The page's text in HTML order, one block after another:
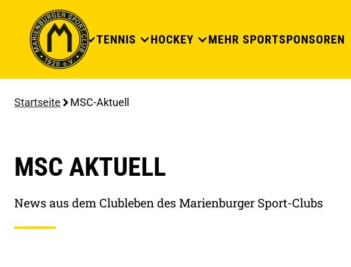
DER CLUB TENNIS HOCKEY MEHR SPORTSPONSOREN
Startseite MSC-Aktuell
MSC AKTUELL
News aus dem Clubleben des Marienburger Sport-Clubs